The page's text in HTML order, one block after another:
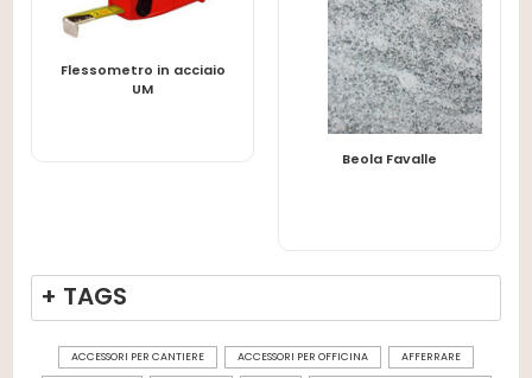
LEGGI TUTTO
Flessometro in acciaio
UM
LEGGI TUTTO
Beola Favalle
+ TAGS
ACCESSORI PER CANTIERE ACCESSORI PER OFFICINA AFFERRARE